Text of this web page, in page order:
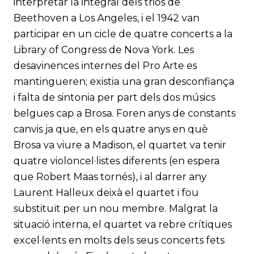
Beethoven a Los Angeles, i el 1942 van
participar en un cicle de quatre concerts a la
Library of Congress de Nova York. Les
desavinences internes del Pro Arte es
mantingueren; existia una gran desconfiança
i falta de sintonia per part dels dos músics
belgues cap a Brosa. Foren anys de constants
canvis ja que, en els quatre anys en què
Brosa va viure a Madison, el quartet va tenir
quatre violoncel·listes diferents (en espera
que Robert Maas tornés), i al darrer any
Laurent Halleux deixà el quartet i fou
substituït per un nou membre. Malgrat la
situació interna, el quartet va rebre crítiques
excel·lents en molts dels seus concerts fets